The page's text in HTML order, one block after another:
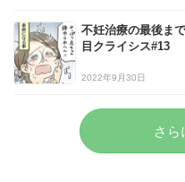
不妊治療の最後ま
目クライシス#13
2022年9月30日
さら